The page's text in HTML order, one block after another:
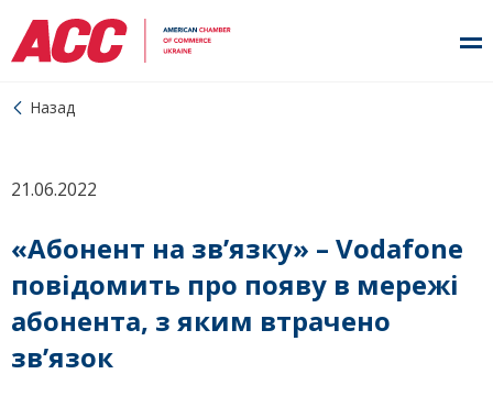
Назад
21.06.2022
«Абонент на зв’язку» – Vodafone
повідомить про появу в мережі
абонента, з яким втрачено
зв’язок